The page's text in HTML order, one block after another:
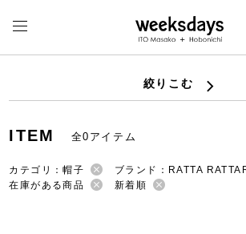
絞りこむ
ITEM 全0アイテム
カテゴリ：帽子
ブランド：RATTA
在庫がある商品
新着順